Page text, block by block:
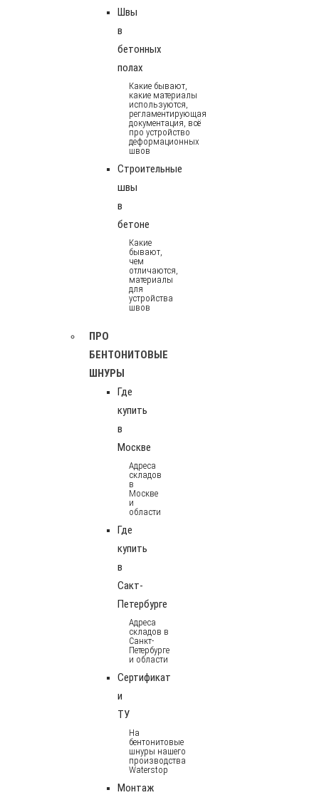
Швы
в
бетонных
полах
Какие бывают,
какие материалы
используются,
регламентирующая
документация, всё
про устройство
деформационных
швов
Строительные
швы
в
бетоне
Какие
бывают,
чем
отличаются,
материалы
для
устройства
швов
ПРО
БЕНТОНИТОВЫЕ
ШНУРЫ
Где
купить
в
Москве
Адреса
складов
в
Москве
и
области
Где
купить
в
Сакт-
Петербурге
Адреса
складов в
Санкт-
Петербурге
и области
Сертификат
и
ТУ
На
бентонитовые
шнуры нашего
производства
Waterstop
Монтаж